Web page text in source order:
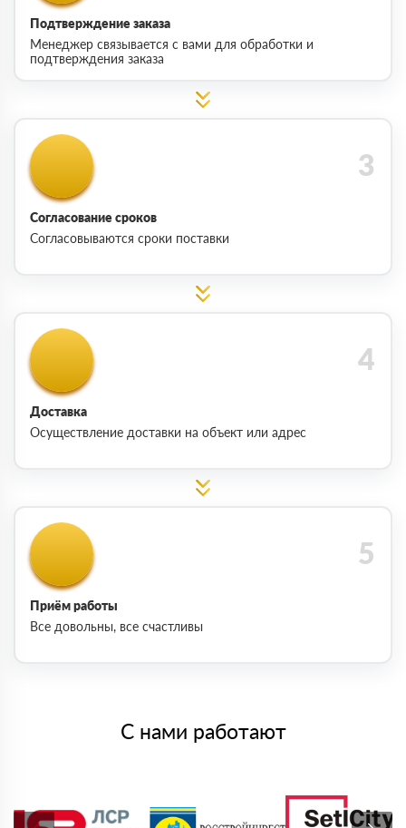
Подтверждение заказа
Менеджер связывается с вами для обработки и
подтверждения заказа
Согласование сроков
Согласовываются сроки поставки
Доставка
Осуществление доставки на объект или адрес
Приём работы
Все довольны, все счастливы
С нами работают